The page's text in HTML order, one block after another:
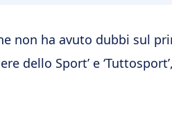
non ha avuto dubbi sul
dello Sport’ e